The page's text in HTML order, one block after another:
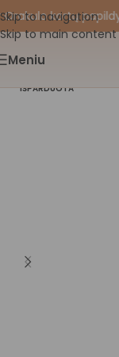
Skip to navigation
Skip to main content
kortų
Meniu
IŠPARDUOTA